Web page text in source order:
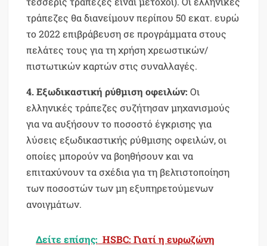
τράπεζες θα διανείμουν περίπου 50 εκατ. ευρώ
το 2022 επιβράβευση σε προγράμματα στους
πελάτες τους για τη χρήση χρεωστικών/
πιστωτικών καρτών στις συναλλαγές.
4. Εξωδικαστική ρύθμιση οφειλών: Οι
ελληνικές τράπεζες συζήτησαν μηχανισμούς
για να αυξήσουν το ποσοστό έγκρισης για
λύσεις εξωδικαστικής ρύθμισης οφειλών, οι
οποίες μπορούν να βοηθήσουν και να
επιταχύνουν τα σχέδια για τη βελτιστοποίηση
των ποσοστών των μη εξυπηρετούμενων
ανοιγμάτων.
Δείτε επίσης: HSBC: Γιατί η ευρωζώνη